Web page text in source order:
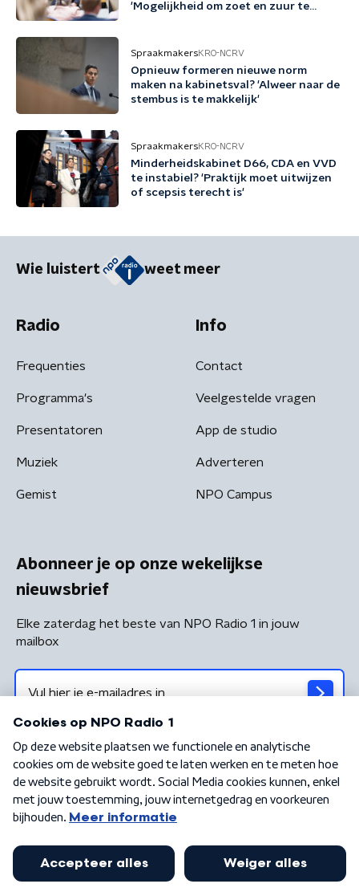
'Mogelijkheid om zoet en zuur te
SpraakmakersKRO-NCRV
Opnieuw formeren nieuwe norm
maken na kabinetsval? 'Alweer naar de
stembus is te makkelijk'
SpraakmakersKRO-NCRV
Minderheidskabinet D66, CDA en VVD
te instabiel? 'Praktijk moet uitwijzen
of scepsis terecht is'
Wie luistert weet meer
Radio
Frequenties
Programma's
Presentatoren
Muziek
Gemist
Info
Contact
Veelgestelde vragen
App de studio
Adverteren
NPO Campus
Abonneer je op onze wekelijkse
nieuwsbrief
Elke zaterdag het beste van NPO Radio 1 in jouw
mailbox
Algemene voorwaarden